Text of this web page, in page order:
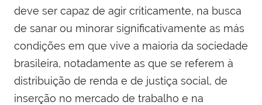
deve ser capaz de agir criticamente, na busca
de sanar ou minorar significativamente as más
condições em que vive a maioria da sociedade
brasileira, notadamente as que se referem à
distribuição de renda e de justiça social, de
inserção no mercado de trabalho e na